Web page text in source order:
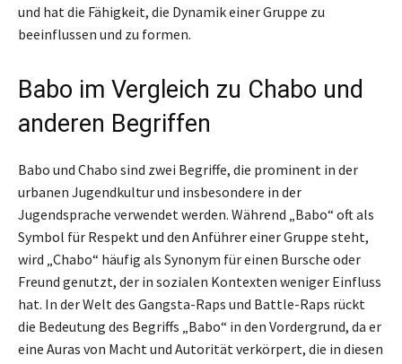
und hat die Fähigkeit, die Dynamik einer Gruppe zu
beeinflussen und zu formen.
Babo im Vergleich zu Chabo und
anderen Begriffen
Babo und Chabo sind zwei Begriffe, die prominent in der
urbanen Jugendkultur und insbesondere in der
Jugendsprache verwendet werden. Während „Babo“ oft als
Symbol für Respekt und den Anführer einer Gruppe steht,
wird „Chabo“ häufig als Synonym für einen Bursche oder
Freund genutzt, der in sozialen Kontexten weniger Einfluss
hat. In der Welt des Gangsta-Raps und Battle-Raps rückt
die Bedeutung des Begriffs „Babo“ in den Vordergrund, da er
eine Auras von Macht und Autorität verkörpert, die in diesen